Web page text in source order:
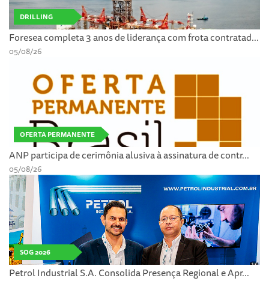
DRILLING
Foresea completa 3 anos de liderança com frota contratad...
05/08/26
OFERTA PERMANENTE
ANP participa de cerimônia alusiva à assinatura de contr...
05/08/26
SOG 2026
Petrol Industrial S.A. Consolida Presença Regional e Apr...